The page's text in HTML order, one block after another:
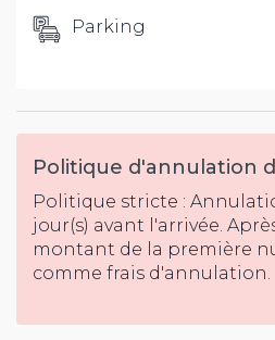
Parking
Politique d'annulation
Politique stricte :
jour(s) avant l'arrivée.
montant de la première
comme frais d'annulation.